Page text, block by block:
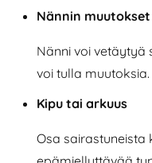
Nännin muutokset
Nänni voi vetäytyä
voi tulla muutoksia.
Kipu tai arkuus
Osa sairastuneista